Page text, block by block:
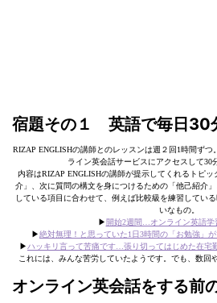
宿題その１ 英語で毎日30
RIZAP ENGLISHの講師とのレッスンは週２回1時間ず
ライン英会話サービスにアクセスして30
内容はRIZAP ENGLISHの講師が提示してくれるトピ
介」、次に質問の構文を身につけるための「他己紹介
している項目に合わせて、例えば比較級を練習してい
いなもの。
▶︎ 開始2週間…オンライン英語学
▶︎絶対無理！と思っていた1日3時間の「お勉強」
▶︎ ハッキリ言って苦痛です…張り切ってはじめた在宅
これには、みんな苦労していたようです。でも、数回
オンライン英会話をする前